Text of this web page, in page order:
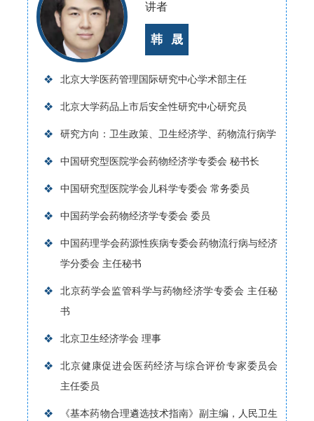
讲者
韩 晟
❖ 北京大学医药管理国际研究中心学术部主任
❖ 北京大学药品上市后安全性研究中心研究员
❖ 研究方向：卫生政策、卫生经济学、药物流行病学
❖ 中国研究型医院学会药物经济学专委会 秘书长
❖ 中国研究型医院学会儿科学专委会 常务委员
❖ 中国药学会药物经济学专委会 委员
❖
中国药理学会药源性疾病专委会药物流行病与经济
学分委会 主任秘书
❖
北京药学会监管科学与药物经济学专委会 主任秘
书
❖ 北京卫生经济学会 理事
❖
北京健康促进会医药经济与综合评价专家委员会
主任委员
❖
《基本药物合理遴选技术指南》副主编，人民卫生